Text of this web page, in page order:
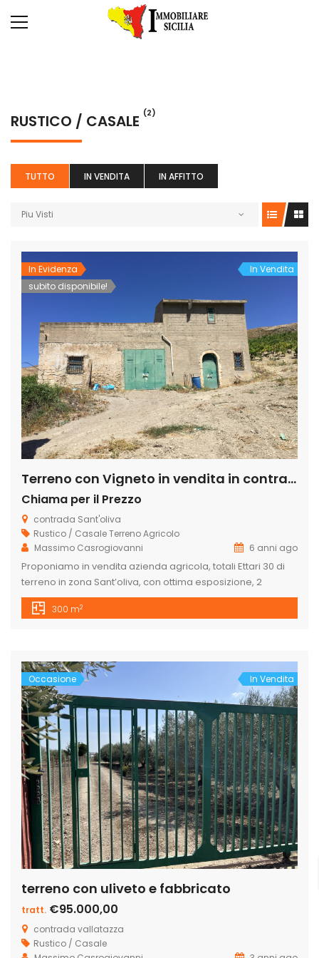
RUSTICO / CASALE (2)
TUTTO IN VENDITA IN AFFITTO
Piu Visti
In Evidenza
subito disponibile!
In Vendita
Terreno con Vigneto in vendita in contrada sant’ oliva s.n.c., Licata
Chiama per il Prezzo
contrada Sant'oliva
Rustico / CasaleTerreno Agricolo
Massimo Casrogiovanni
6 anni ago
Proponiamo in vendita azienda agricola, totali Ettari 30 di
terreno in zona Sant’oliva, con ottima esposizione, 2
caseggiati, alberi d’ ulivo, 9 ettari di vigneto di cui 3 ettari di
Tabernet Savignon e 6 ettari di nero D’Avola. , 6 ettari di
300 m2
Occasione In Vendita
terreno con uliveto e fabbricato
tratt. €95.000,00
contrada vallatazza
Rustico / Casale